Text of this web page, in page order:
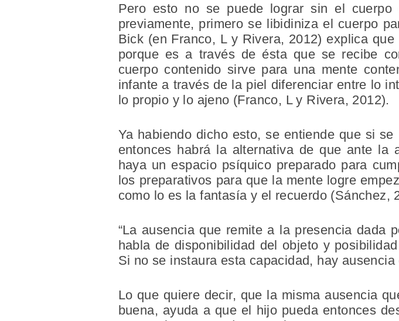
Pero esto no se puede lograr sin el cuerpo
previamente, primero se libidiniza el cuerpo
Bick (en Franco, L y Rivera, 2012) explica
porque es a través de ésta que se recibe
cuerpo contenido sirve para una mente
infante a través de la piel diferenciar entre lo
lo propio y lo ajeno (Franco, L y Rivera, 2012).
Ya habiendo dicho esto, se entiende que si
entonces habrá la alternativa de que ante la
haya un espacio psíquico preparado para
los preparativos para que la mente logre
como lo es la fantasía y el recuerdo (Sánchez,
“La ausencia que remite a la presencia
habla de disponibilidad del objeto y
Si no se instaura esta capacidad, hay
Lo que quiere decir, que la misma ausencia
buena, ayuda a que el hijo pueda entonces